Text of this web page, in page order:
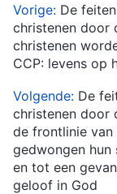
Vorige: De
christenen door
christenen
CCP: levens op
Volgende: De
christenen door
de frontlinie
gedwongen hun
en tot een
geloof in God